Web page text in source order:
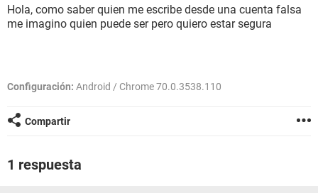
Hola, como saber quien me escribe desde una cuenta falsa
me imagino quien puede ser pero quiero estar segura
Configuración: Android / Chrome 70.0.3538.110
Compartir
1 respuesta